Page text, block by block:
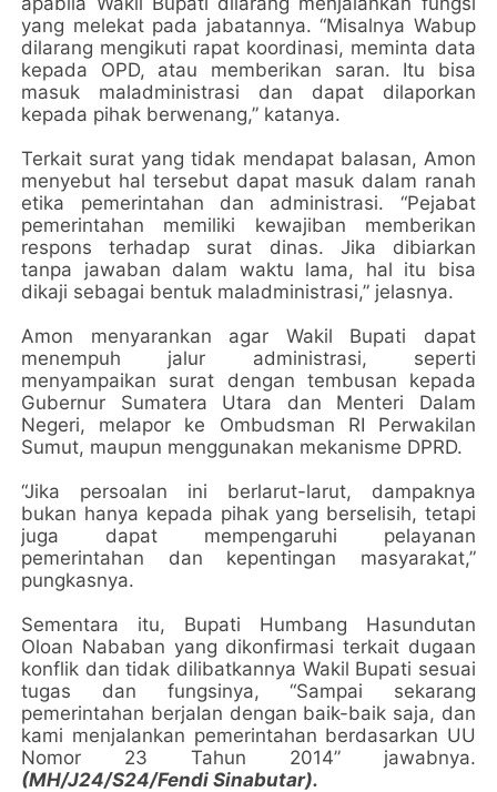
yang melekat pada jabatannya. “Misalnya Wabup
dilarang mengikuti rapat koordinasi, meminta data
kepada OPD, atau memberikan saran. Itu bisa
masuk maladministrasi dan dapat dilaporkan
kepada pihak berwenang,” katanya.
Terkait surat yang tidak mendapat balasan, Amon
menyebut hal tersebut dapat masuk dalam ranah
etika pemerintahan dan administrasi. “Pejabat
pemerintahan memiliki kewajiban memberikan
respons terhadap surat dinas. Jika dibiarkan
tanpa jawaban dalam waktu lama, hal itu bisa
dikaji sebagai bentuk maladministrasi,” jelasnya.
Amon menyarankan agar Wakil Bupati dapat
menempuh jalur administrasi, seperti
menyampaikan surat dengan tembusan kepada
Gubernur Sumatera Utara dan Menteri Dalam
Negeri, melapor ke Ombudsman RI Perwakilan
Sumut, maupun menggunakan mekanisme DPRD.
“Jika persoalan ini berlarut-larut, dampaknya
bukan hanya kepada pihak yang berselisih, tetapi
juga dapat mempengaruhi pelayanan
pemerintahan dan kepentingan masyarakat,”
pungkasnya.
Sementara itu, Bupati Humbang Hasundutan
Oloan Nababan yang dikonfirmasi terkait dugaan
konflik dan tidak dilibatkannya Wakil Bupati sesuai
tugas dan fungsinya, “Sampai sekarang
pemerintahan berjalan dengan baik-baik saja, dan
kami menjalankan pemerintahan berdasarkan UU
Nomor 23 Tahun 2014” jawabnya.
(MH/J24/S24/Fendi Sinabutar).